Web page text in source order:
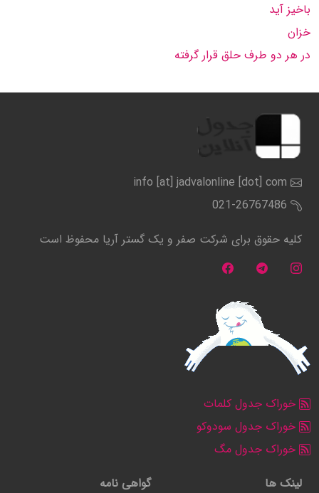
باخیز آید
خزان
در هر دو طرف حلق قرار گرفته
info [at] jadvalonline [dot] com
021-26767486
کلیه حقوق برای شرکت صفر و یک گستر آریا محفوظ است
خوراک جدول کلمات
خوراک جدول سودوکو
خوراک جدول مگ
لینک ها
گواهی نامه